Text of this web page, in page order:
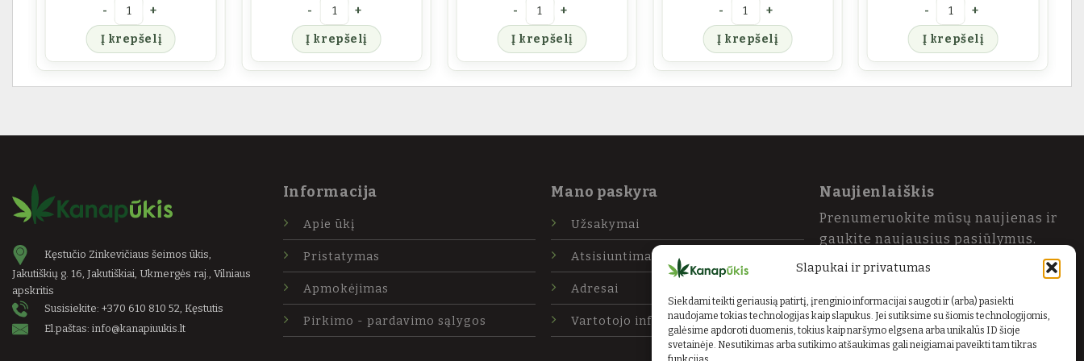
Slapukai ir privatumas
Siekdami teikti geriausią patirtį, įrenginio informacijai saugoti ir (arba) pasiekti
naudojame tokias technologijas kaip slapukus. Jei sutiksime su šiomis technologijomis,
galėsime apdoroti duomenis, tokius kaip naršymo elgsena arba unikalūs ID šioje
svetainėje. Nesutikimas arba sutikimo atšaukimas gali neigiamai paveikti tam tikras
produkto kiekis: KANAPŪKIS Kanapių sėklų aliejus
Į krepšelį
produkto kiekis: KANAPŪKIS Kanapių proteinas - baltymai
Į krepšelį
produkto kiekis: KANAPŪKIS Lukštentos kanapių sėklos
Į krepšelį
produkto kiekis: KANAPŪKIS Malti linų sėmenys
Į krepšelį
produkto kiekis:
Į krepšelį
Kanapių sėklos
Kęstučio Zinkevičiaus šeimos ūkis,
Jakutiškių g. 16, Jakutiškiai, Ukmergės raj., Vilniaus
apskritis
Susisiekite: +370 610 810 52 , Kęstutis
El.paštas: info@kanapiuukis.lt
Informacija
Apie ūkį
Pristatymas
Apmokėjimas
Pirkimo - pardavimo sąlygos
Mano paskyra
Užsakymai
Atsisiuntimai
Adresai
Vartotojo informacija
Naujienlaiškis
Prenumeruokite mūsų naujienas ir
gaukite naujausius pasiūlymus.
El. paštas Siųsti